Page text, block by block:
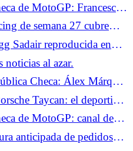
de MotoGP: Francesco
de su regularidad en
de semana 27 cubre
Rally y Motorsport
Sadair reproducida en
viajar a más de 110
noticias al azar.
Checa: Álex Márquez
Taycan: el deportivo
Ioniq 5 N
de MotoGP: canal de
Fabio Quartararo
del día
anticipada de pedidos